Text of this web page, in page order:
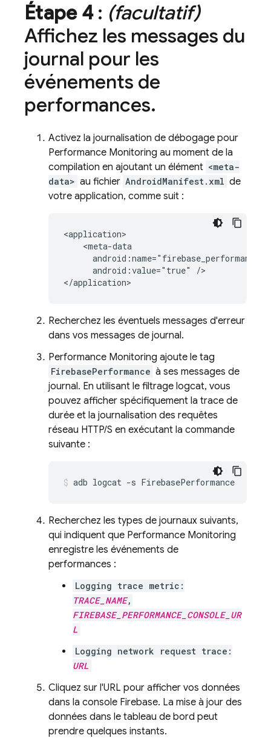
Étape 4: (facultatif)
Affichez les messages du
journal pour les
événements de
performances.
Activez la journalisation de débogage pour
Performance Monitoring au moment de la
compilation en ajoutant un élément <meta-
data> au fichier AndroidManifest.xml de
votre application, comme suit :
<application>
    <meta-data
      android:value="true" />
</application>
Recherchez les éventuels messages d'erreur
dans vos messages de journal.
Performance Monitoring ajoute le tag
FirebasePerformance à ses messages de
journal. En utilisant le filtrage logcat, vous
pouvez afficher spécifiquement la trace de
durée et la journalisation des requêtes
réseau HTTP/S en exécutant la commande
suivante :
adb logcat -s FirebasePerformance
Recherchez les types de journaux suivants,
qui indiquent que Performance Monitoring
enregistre les événements de
performances :
Logging trace metric:
TRACE_NAME,
FIREBASE_PERFORMANCE_CONSOLE_UR
L
Logging network request trace:
URL
Cliquez sur l'URL pour afficher vos données
dans la console Firebase. La mise à jour des
données dans le tableau de bord peut
prendre quelques instants.